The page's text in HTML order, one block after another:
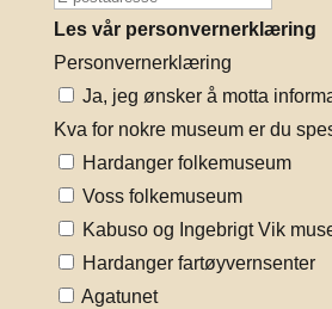
Les vår personvernerklæring
Personvernerklæring
Ja, jeg ønsker å motta
Kva for nokre museum er du
Hardanger folkemuseum
Voss folkemuseum
Kabuso og Ingebrigt Vik
Hardanger fartøyvernsenter
Agatunet